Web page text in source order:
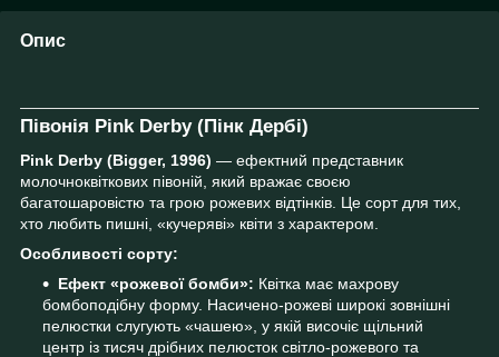
Опис
Півонія Pink Derby (Пінк Дербі)
Pink Derby (Bigger, 1996) — ефектний представник
молочноквіткових півоній, який вражає своєю
багатошаровістю та грою рожевих відтінків. Це сорт для тих,
хто любить пишні, «кучеряві» квіти з характером.
Особливості сорту:
Ефект «рожевої бомби»: Квітка має махрову
бомбоподібну форму. Насичено-рожеві широкі зовнішні
пелюстки слугують «чашею», у якій височіє щільний
центр із тисяч дрібних пелюсток світло-рожевого та